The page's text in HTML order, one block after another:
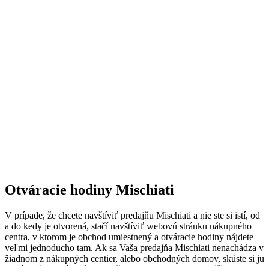
Otváracie hodiny Mischiati
V prípade, že chcete navštíviť predajňu Mischiati a nie ste si istí, od
a do kedy je otvorená, stačí navštíviť webovú stránku nákupného
centra, v ktorom je obchod umiestnený a otváracie hodiny nájdete
veľmi jednoducho tam. Ak sa Vaša predajňa Mischiati nenachádza v
žiadnom z nákupných centier, alebo obchodných domov, skúste si ju